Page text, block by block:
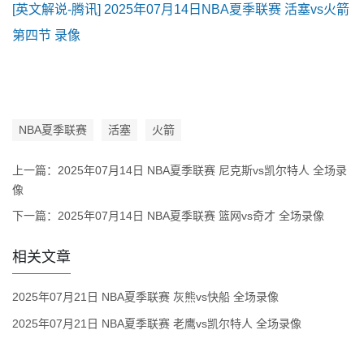
[英文解说-腾讯] 2025年07月14日NBA夏季联赛 活塞vs火箭
第四节 录像
NBA夏季联赛 活塞 火箭
上一篇： 2025年07月14日 NBA夏季联赛 尼克斯vs凯尔特人 全场录
像
下一篇： 2025年07月14日 NBA夏季联赛 篮网vs奇才 全场录像
相关文章
2025年07月21日 NBA夏季联赛 灰熊vs快船 全场录像
2025年07月21日 NBA夏季联赛 老鹰vs凯尔特人 全场录像